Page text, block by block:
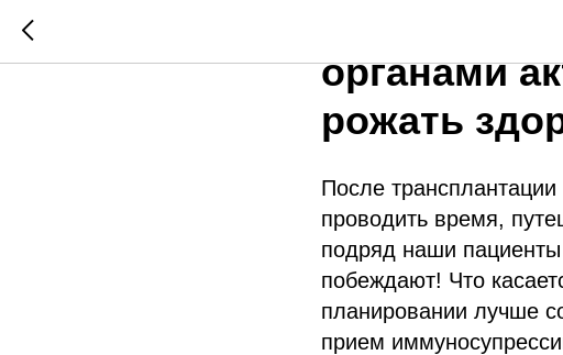
Могут ли
органами
рожать
После
проводить время,
подряд наши пациенты
побеждают! Что
планировании лучше
прием